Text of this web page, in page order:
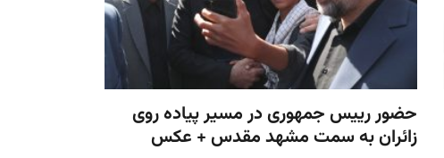
حضور رییس جمهوری در مسیر پیاده روی
زائران به سمت مشهد مقدس + عکس